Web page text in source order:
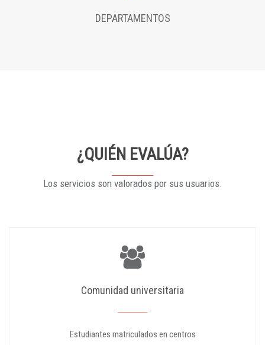
DEPARTAMENTOS
¿QUIÉN EVALÚA?
Los servicios son valorados por sus usuarios.
Comunidad universitaria
Estudiantes matriculados en centros